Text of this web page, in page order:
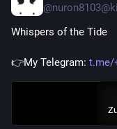
Whispers of the Tide
👉My Telegram: t.me/